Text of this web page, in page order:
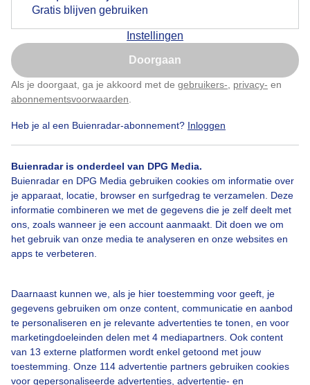
Gratis blijven gebruiken
Instellingen
Doorgaan
Als je doorgaat, ga je akkoord met de gebruikers- privacy- en
abonnementsvoorwaarden
Heb je al een Buienradar-abonnement? Inloggen
Buienradar is onderdeel van DPG Media.
Buienradar en DPG Media gebruiken cookies om informatie over
je apparaat, locatie, browser en surfgedrag te verzamelen. Deze
informatie combineren we met de gegevens die je zelf deelt met
ons, zoals wanneer je een account aanmaakt. Dit doen we om
het gebruik van onze media te analyseren en onze websites en
apps te verbeteren.
Daarnaast kunnen we, als je hier toestemming voor geeft, je
gegevens gebruiken om onze content, communicatie en aanbod
te personaliseren en je relevante advertenties te tonen, en voor
marketingdoeleinden delen met 4 mediapartners. Ook content
van 13 externe platformen wordt enkel getoond met jouw
toestemming. Onze 114 advertentie partners gebruiken cookies
voor gepersonaliseerde advertenties, advertentie- en
Zomer
Over Buienradar
Bedrijfsgegevens
Veelgestelde vragen
Contact
Toegankelijkheid
Buienradar Team
Privacy beleid
Cookie beleid
Privacy instellingen
Nu niet, misschien later
Klik hierom dit aan te passen